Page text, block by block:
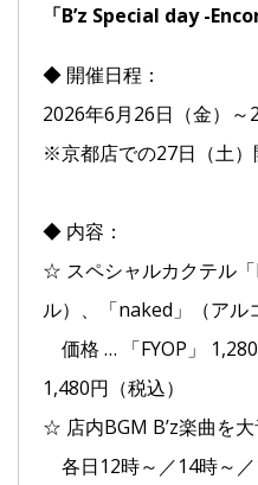
「B’z Special day -
◆ 開催日程：
2026年6月26日（金）～
※京都店での27日（土）
◆ 内容：
☆ スペシャルカクテル
ル）、「naked」（アル
価格 … 「FYOP」
1,480円（税込）
☆ 店内BGM B’z楽曲を
各日12時～／14時～